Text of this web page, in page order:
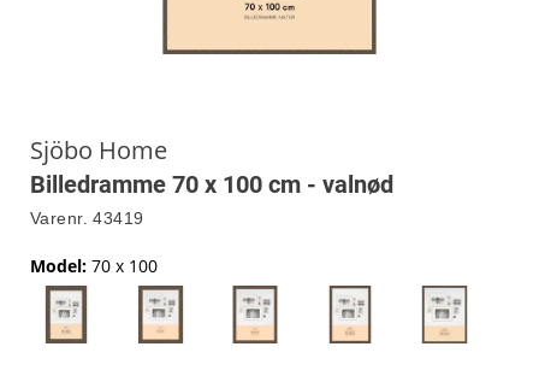
Sjöbo Home
Billedramme 70 x 100 cm - valnød
Varenr. 43419
Model: 70 x 100